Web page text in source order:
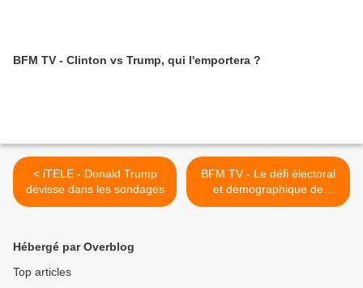
BFM TV - Clinton vs Trump, qui l'emportera ?
< iTELE - Donald Trump
dévisse dans les sondages
BFM TV - Le défi électoral
et démographique de
Trump >
Hébergé par Overblog
Top articles